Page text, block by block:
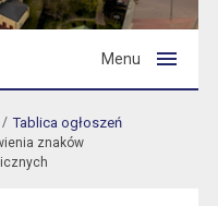
Menu
Tablica ogłoszeń
znaków